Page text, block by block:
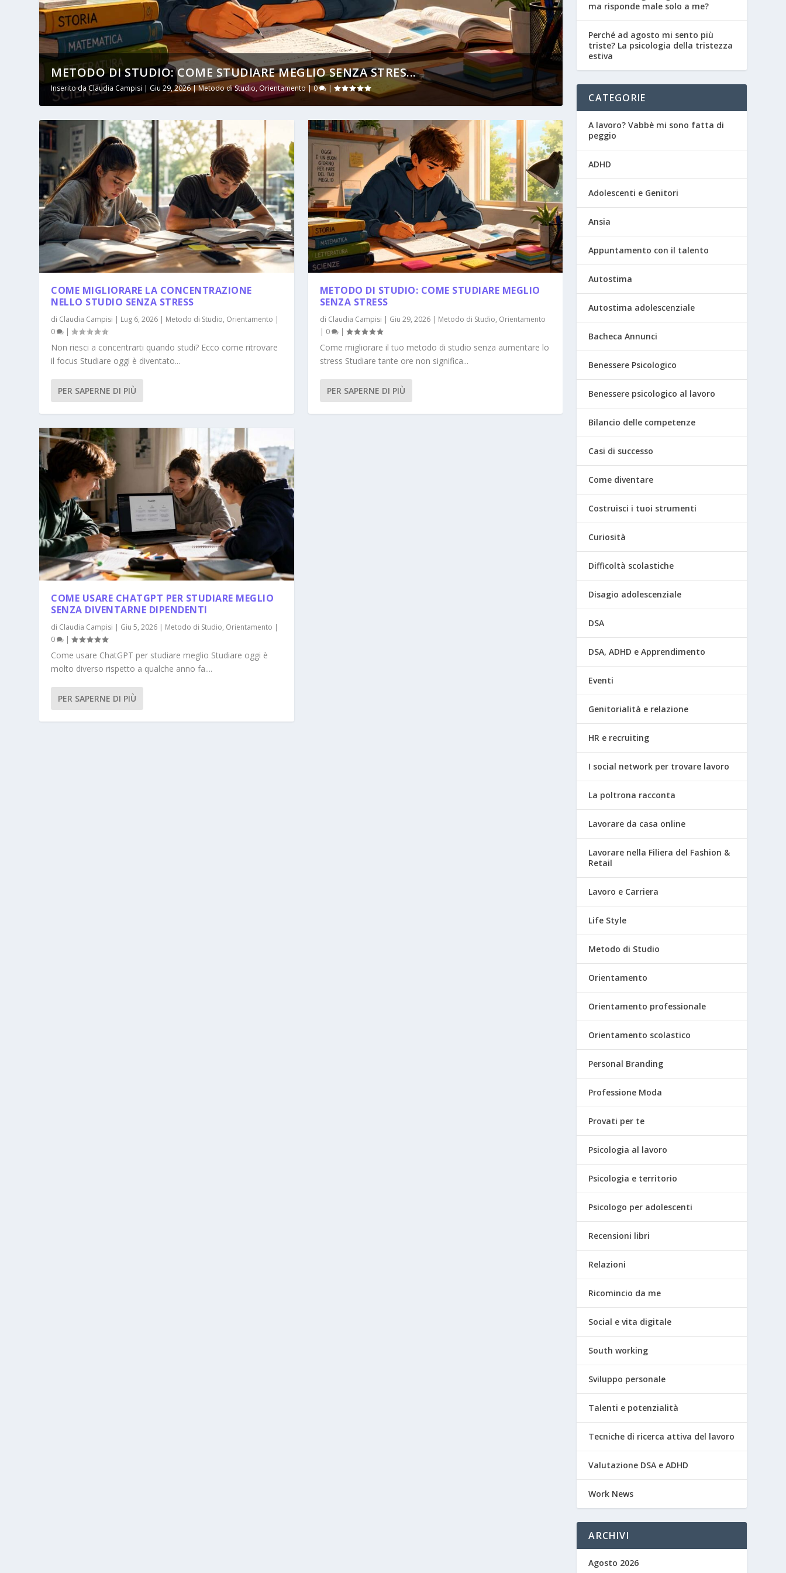
METODO DI STUDIO: COME STUDIARE MEGLIO SENZA STRES...
Inserito daClaudia Campisi | Giu 29, 2026|Metodo di Studio, Orientamento|0 |
COME MIGLIORARE LA CONCENTRAZIONE
NELLO STUDIO SENZA STRESS
di Claudia Campisi | Lug 6, 2026 | Metodo di Studio, Orientamento |
0
|
Non riesci a concentrarti quando studi? Ecco come ritrovare
il focus Studiare oggi è diventato...
PER SAPERNE DI PIÙ
COME USARE CHATGPT PER STUDIARE MEGLIO
SENZA DIVENTARNE DIPENDENTI
di Claudia Campisi | Giu 5, 2026 | Metodo di Studio, Orientamento |
0
|
Come usare ChatGPT per studiare meglio Studiare oggi è
molto diverso rispetto a qualche anno fa....
PER SAPERNE DI PIÙ
METODO DI STUDIO: COME STUDIARE MEGLIO
SENZA STRESS
di Claudia Campisi | Giu 29, 2026| Metodo di Studio, Orientamento
| 0 |
Come migliorare il tuo metodo di studio senza aumentare lo
stress Studiare tante ore non significa...
PER SAPERNE DI PIÙ
ma risponde male solo a me?
Perché ad agosto mi sento più
triste? La psicologia della tristezza
estiva
CATEGORIE
A lavoro? Vabbè mi sono fatta di
peggio
ADHD
Adolescenti e Genitori
Ansia
Appuntamento con il talento
Autostima
Autostima adolescenziale
Bacheca Annunci
Benessere Psicologico
Benessere psicologico al lavoro
Bilancio delle competenze
Casi di successo
Come diventare
Costruisci i tuoi strumenti
Curiosità
Difficoltà scolastiche
Disagio adolescenziale
DSA
DSA, ADHD e Apprendimento
Eventi
Genitorialità e relazione
HR e recruiting
I social network per trovare lavoro
La poltrona racconta
Lavorare da casa online
Lavorare nella Filiera del Fashion &
Retail
Lavoro e Carriera
Life Style
Metodo di Studio
Orientamento
Orientamento professionale
Orientamento scolastico
Personal Branding
Professione Moda
Provati per te
Psicologia al lavoro
Psicologia e territorio
Psicologo per adolescenti
Recensioni libri
Relazioni
Ricomincio da me
Social e vita digitale
South working
Sviluppo personale
Talenti e potenzialità
Tecniche di ricerca attiva del lavoro
Valutazione DSA e ADHD
Work News
ARCHIVI
Agosto 2026